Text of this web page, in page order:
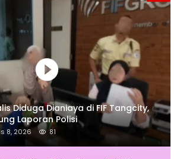
Diduga Dianiaya di FIF Tangcity,
Laporan Polisi
8, 2026 81